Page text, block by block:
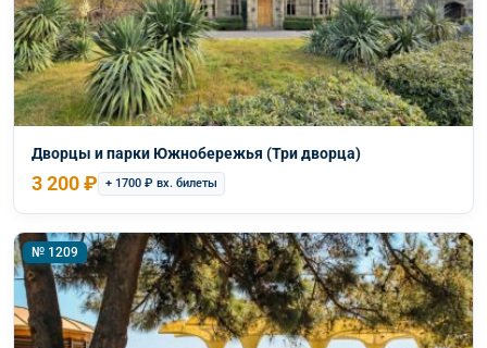
Дворцы и парки Южнобережья (Три дворца)
3 200 ₽ + 1700 ₽ вх. билеты
№ 1209